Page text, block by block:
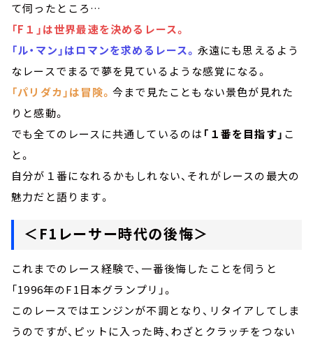
て伺ったところ…
「F１」は世界最速を決めるレース。
「ル・マン」はロマンを求めるレース。 永遠にも思えるよう
なレースでまるで夢を見ているような感覚になる。
「パリダカ」は冒険。 今まで見たこともない景色が見れた
りと感動。
でも全てのレースに共通しているのは 「１番を目指す」 こ
と。
自分が１番になれるかもしれない、それがレースの最大の
魅力だと語ります。
＜F1レーサー時代の後悔＞
これまでのレース経験で、一番後悔したことを伺うと
「1996年のF1日本グランプリ」。
このレースではエンジンが不調となり、リタイアしてしま
うのですが、ピットに入った時、わざとクラッチをつない